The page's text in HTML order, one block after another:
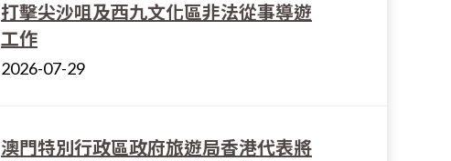
打擊尖沙咀及西九文化區非法從事導遊
工作
2026-07-29
澳門特別行政區政府旅遊局香港代表將